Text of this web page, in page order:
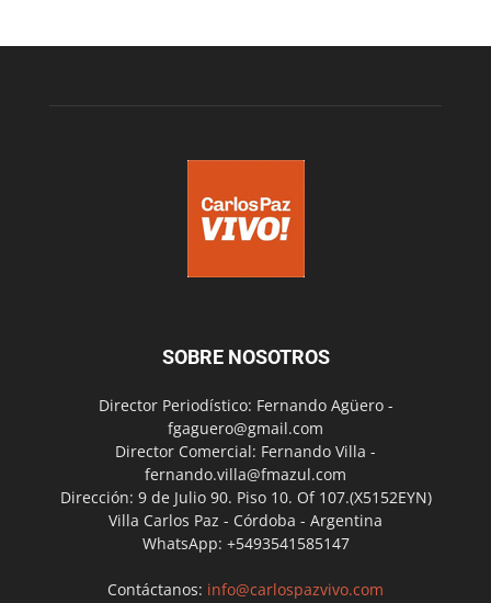
SOBRE NOSOTROS
Director Periodístico: Fernando Agüero -
fgaguero@gmail.com
Director Comercial: Fernando Villa -
fernando.villa@fmazul.com
Dirección: 9 de Julio 90. Piso 10. Of 107.(X5152EYN)
Villa Carlos Paz - Córdoba - Argentina
WhatsApp: +5493541585147
Contáctanos: info@carlospazvivo.com